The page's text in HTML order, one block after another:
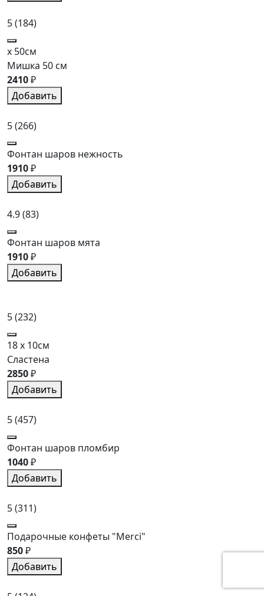
5(184)
x 50см
Мишка 50 см
2410₽
Добавить
5(266)
Фонтан шаров нежность
1910₽
Добавить
4.9(83)
Фонтан шаров мята
1910₽
Добавить
5(232)
18 x 10см
Сластена
2850₽
Добавить
5(457)
Фонтан шаров пломбир
1040₽
Добавить
5(311)
Подарочные конфеты "Merci"
850₽
Добавить